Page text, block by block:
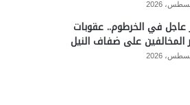
عاجل في الخرطوم.. عقوبات
المخالفين على ضفاف النيل